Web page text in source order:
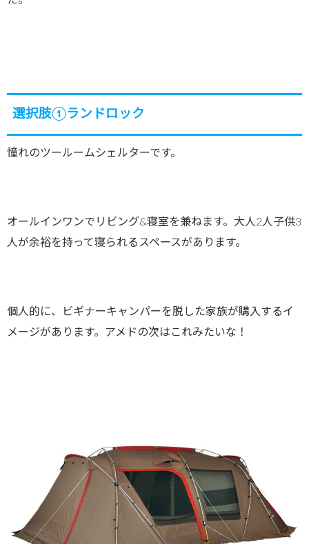
選択肢①ランドロック
憧れのツールームシェルターです。
オールインワンでリビング&寝室を兼ねます。大人2人子供3
人が余裕を持って寝られるスペースがあります。
個人的に、ビギナーキャンパーを脱した家族が購入するイ
メージがあります。アメドの次はこれみたいな！